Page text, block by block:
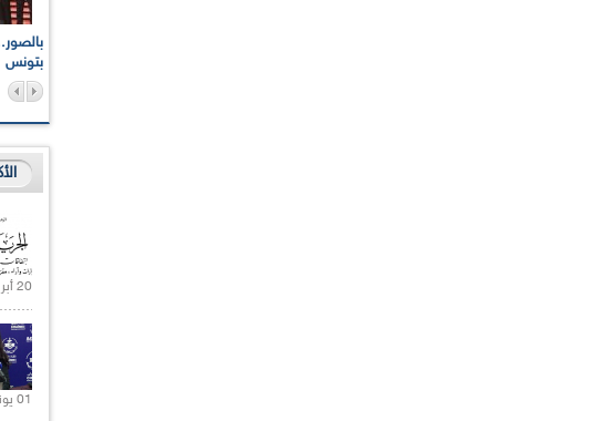
بتونس
20 أبريل 2021 |
01 يونيو 2021 |